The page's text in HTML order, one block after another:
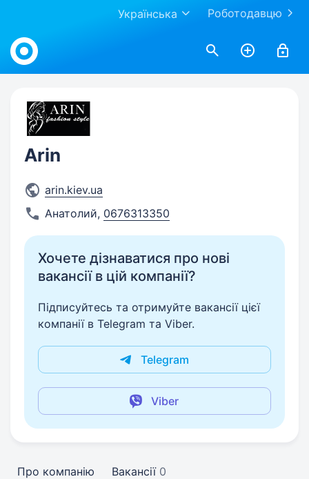
Роботодавцю
Українська
Work.ua
Arin
arin.kiev.ua
Анатолий, 0676313350
Хочете дізнаватися про нові
вакансії в цій компанії?
Підписуйтесь та отримуйте вакансії цієї
компанії в Telegram та Viber.
Telegram
Viber
Про компанію Вакансії 0